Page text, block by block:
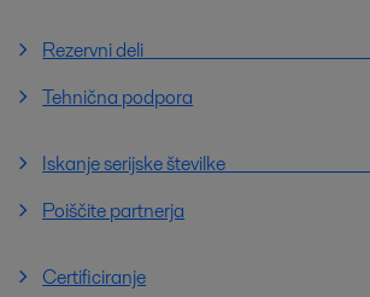
Rezervni
Tehnična podpora
Iskanje serijske
Poiščite partnerja
Certificiranje